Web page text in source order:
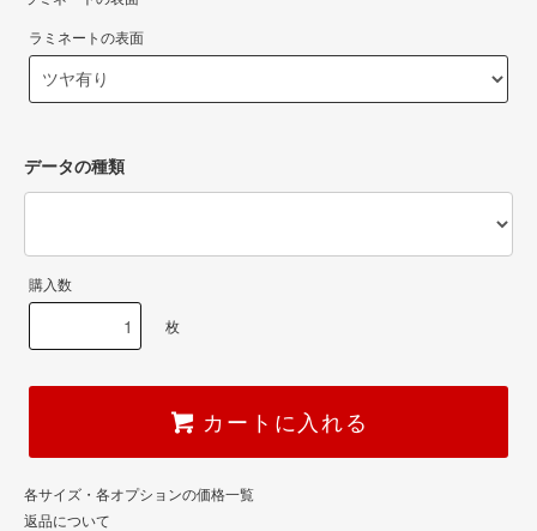
ラミネートの表面
データの種類
購入数
枚
カートに入れる
各サイズ・各オプションの価格一覧
返品について